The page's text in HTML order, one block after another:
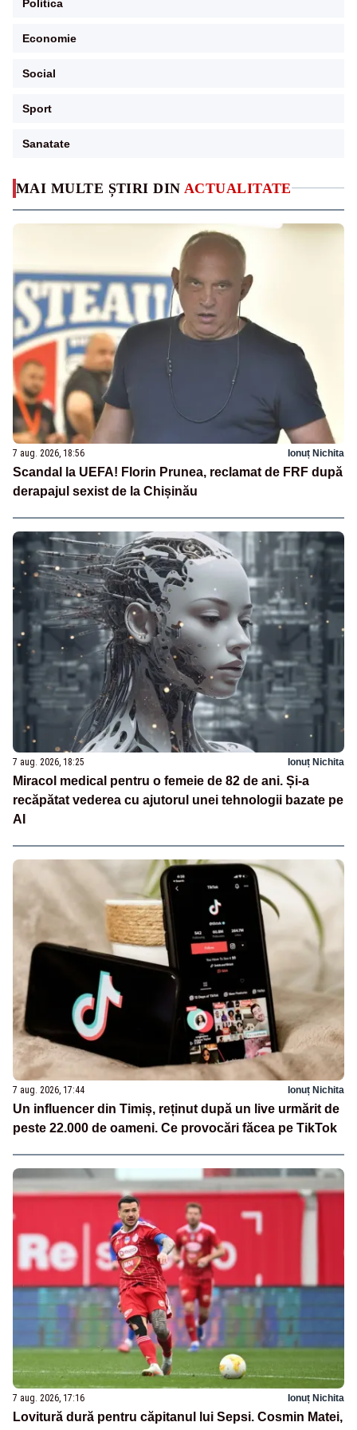
MAI MULTE ȘTIRI DIN ACTUALITATE
7 aug. 2026, 18:56 Ionuț Nichita
Scandal la UEFA! Florin Prunea, reclamat de FRF după
derapajul sexist de la Chișinău
7 aug. 2026, 18:25 Ionuț Nichita
Miracol medical pentru o femeie de 82 de ani. Și-a
recăpătat vederea cu ajutorul unei tehnologii bazate pe
AI
7 aug. 2026, 17:44 Ionuț Nichita
Un influencer din Timiș, reținut după un live urmărit de
peste 22.000 de oameni. Ce provocări făcea pe TikTok
7 aug. 2026, 17:16 Ionuț Nichita
Lovitură dură pentru căpitanul lui Sepsi. Cosmin Matei,
Politica
Economie
Social
Sport
Sanatate